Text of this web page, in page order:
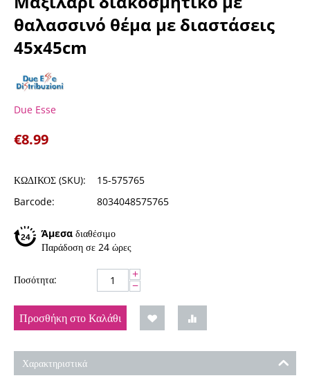
θαλασσινό θέμα με διαστάσεις
45x45cm
Due Esse
€8.99
ΚΩΔΙΚΟΣ (SKU):
15-575765
Barcode:
8034048575765
Άμεσα διαθέσιμο
Παράδοση σε 24 ώρες
Ποσότητα: +
−
Προσθήκη στο Καλάθι
Χαρακτηριστικά